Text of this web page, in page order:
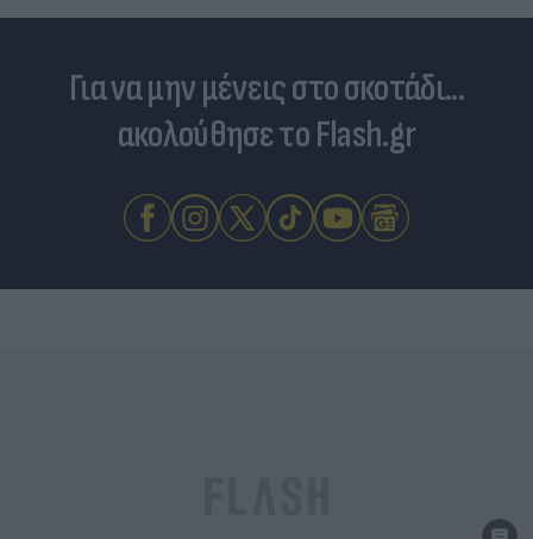
Για να μην μένεις στο σκοτάδι...
ακολούθησε το Flash.gr